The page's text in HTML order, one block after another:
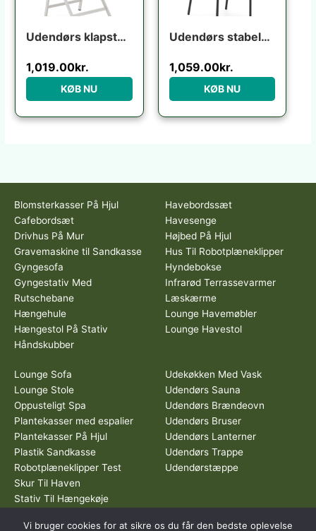
Udendørs klapstol Kave Home Torreta foldbar aluminium ecru UV-bestandig moderne industriel
1,019.00kr.
KØB NU
Udendørs stabelbar spisebordsstol med armlæn Kave Home Galdana grafit aluminium texteline
1,059.00kr.
KØB NU
Blomsterkasser På Hjul
Cafebordsæt
Drivhus På Mur
Gravemaskine til Sandkasse
Gyngesofa
Gyngestativ Med
Rutschebane
Hængehule
Hængestol På Stativ
Håndskubber
Havebordssæt
Havesenge
Højbed På Hjul
Hus Til Robotplæneklipper
Hyndebokse
Infrarød Terrassevarmer
Læskærme
Lounge Havemøbler
Lounge Havestol
Lounge Sofa
Lounge Stole
Oppusteligt Spa
Plantekasser med espalier
Plantekasser På Hjul
Plastik Sandkasse
Robotplæneklipper Test
Skur Til Haven
Stativ Til Hængekøje
Udekøkken Med Vask
Udendørs Sauna
Udendørs Brændeovn
Udendørs Bruser
Udendørs Lanterner
Udendørs Trappe
Udendørstæppe
Vi bruger cookies for at sikre os du får den bedste oplevelse